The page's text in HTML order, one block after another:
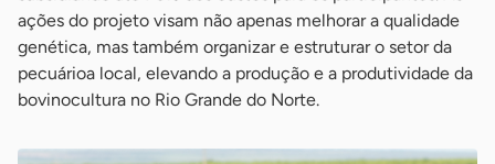
ações do projeto visam não apenas melhorar a qualidade
genética, mas também organizar e estruturar o setor da
pecuárioa local, elevando a produção e a produtividade da
bovinocultura no Rio Grande do Norte.